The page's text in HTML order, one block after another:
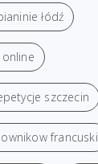
łódź
szczecin
francuski